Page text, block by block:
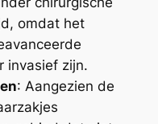
omdat het
invasief zijn.
: Aangezien de